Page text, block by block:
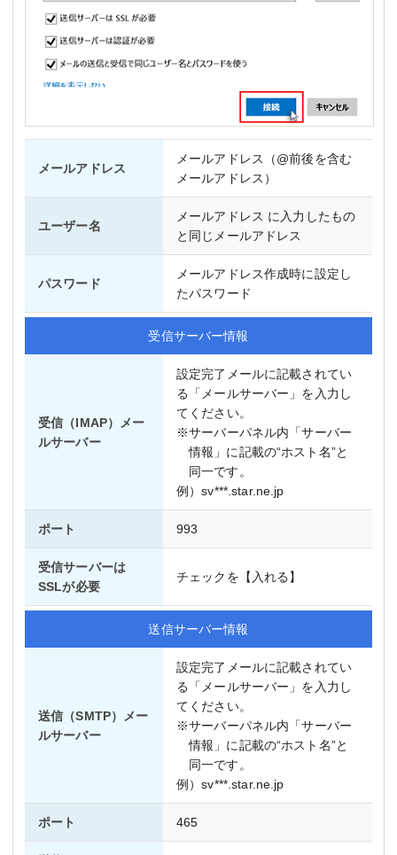
メールアドレス
メールアドレス（@前後を含む
メールアドレス）
ユーザー名
メールアドレス に入力したもの
と同じメールアドレス
パスワード
メールアドレス作成時に設定し
たパスワード
受信サーバー情報
受信（IMAP）メー
ルサーバー
設定完了メールに記載されてい
る「メールサーバー」を入力し
てください。
※サーバーパネル内「サーバー
情報」に記載の“ホスト名”と
同一です。
例）sv***.star.ne.jp
ポート 993
受信サーバーは
SSLが必要
チェックを【入れる】
送信サーバー情報
送信（SMTP）メー
ルサーバー
設定完了メールに記載されてい
る「メールサーバー」を入力し
てください。
※サーバーパネル内「サーバー
情報」に記載の“ホスト名”と
同一です。
例）sv***.star.ne.jp
ポート 465